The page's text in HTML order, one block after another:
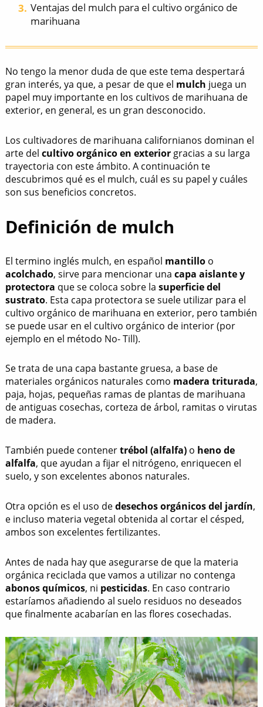
Ventajas del mulch para el cultivo orgánico de
marihuana
No tengo la menor duda de que este tema despertará
gran interés, ya que, a pesar de que el mulch juega un
papel muy importante en los cultivos de marihuana de
exterior, en general, es un gran desconocido.
Los cultivadores de marihuana californianos dominan el
arte del cultivo orgánico en exteriorgracias a su larga
trayectoria con este ámbito. A continuación te
descubrimos qué es el mulch, cuál es su papel y cuáles
son sus beneficios concretos.
Definición de mulch
El termino inglés mulch, en español mantillo o
acolchado, sirve para mencionar una capa aislante y
protectora que se coloca sobre la superficie del
sustrato. Esta capa protectora se suele utilizar para el
cultivo orgánico de marihuana en exterior, pero también
se puede usar en el cultivo orgánico de interior (por
ejemplo en el método No- Till).
Se trata de una capa bastante gruesa, a base de
materiales orgánicos naturales como madera triturada,
paja, hojas, pequeñas ramas de plantas de marihuana
de antiguas cosechas, corteza de árbol, ramitas o virutas
de madera.
También puede contenertrébol (alfalfa)o heno de
alfalfa, que ayudan a fijar el nitrógeno, enriquecen el
suelo, y son excelentes abonos naturales.
Otra opción es el uso dedesechos orgánicos del jardín,
e incluso materia vegetal obtenida al cortar el césped,
ambos son excelentes fertilizantes.
Antes de nada hay que asegurarse de que la materia
orgánica reciclada que vamos a utilizar no contenga
abonos químicos, ni pesticidas. En caso contrario
estaríamos añadiendo al suelo residuos no deseados
que finalmente acabarían en las flores cosechadas.